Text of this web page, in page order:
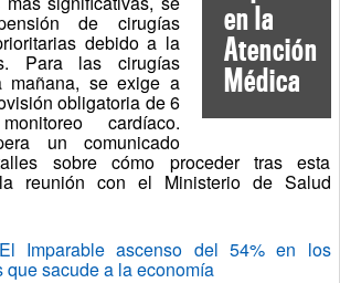
en la
Atención
Médica
de cirugías
debido a la
Para las cirugías
mañana, se exige a
obligatoria de 6
cardíaco.
un comunicado
sobre cómo proceder tras esta
reunión con el Ministerio de Salud
Imparable ascenso del 54% en los
que sacude a la economía